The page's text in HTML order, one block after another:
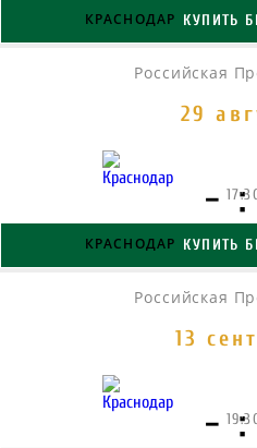
КРАСНОДАР КУПИТЬ
Российская
29
КРАСНОДАР
- :
КУПИТЬ
Российская
13
- :